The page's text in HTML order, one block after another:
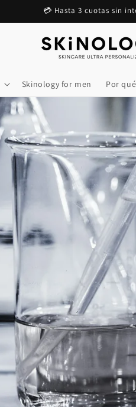
💳 Hasta 3 cuotas sin
Skinology for men Por